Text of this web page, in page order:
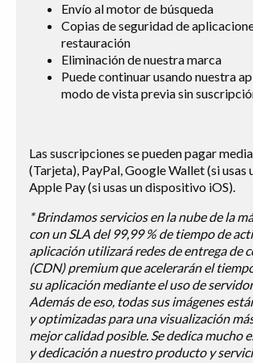
Envío al motor de búsqueda
Copias de seguridad de
restauración
Eliminación de nuestra marca
Puede continuar usando nuestra
modo de vista previa sin
Las suscripciones se pueden pagar
(Tarjeta), PayPal, Google Wallet (si usas
Apple Pay (si usas un dispositivo iOS).
* Brindamos servicios en la nube de la
con un SLA del 99,99 % de tiempo de
aplicación utilizará redes de entrega de
(CDN) premium que acelerarán el
su aplicación mediante el uso de
Además de eso, todas sus imágenes
y optimizadas para una visualización
mejor calidad posible. Se dedica mucho
y dedicación a nuestro producto y